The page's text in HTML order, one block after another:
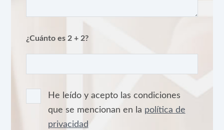
¿Cuánto es 2 + 2?
He leído y acepto las condiciones
que se mencionan en la política de
privacidad